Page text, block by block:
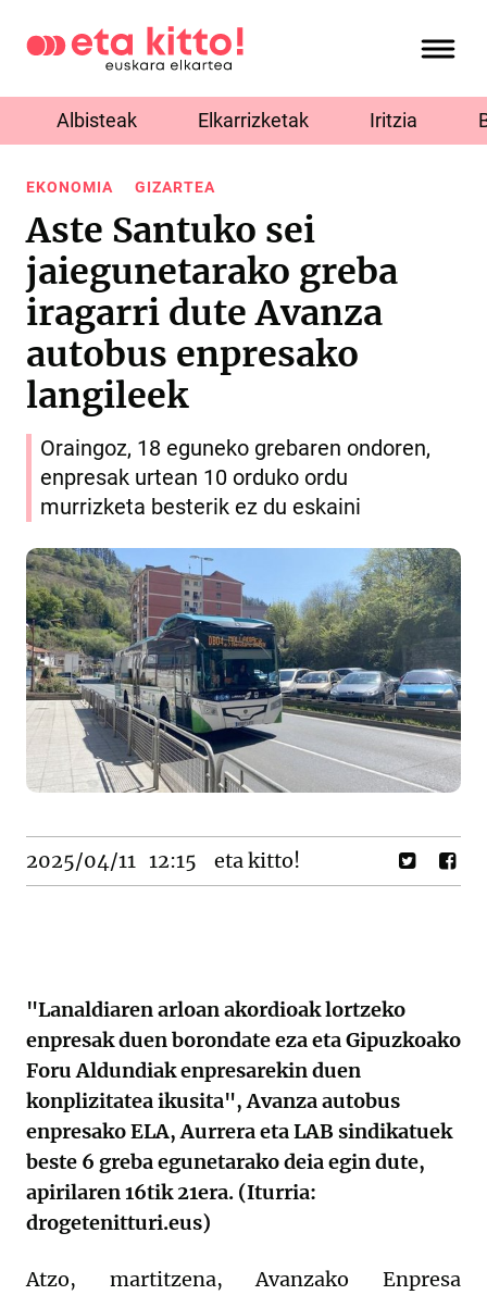
Albisteak Elkarrizketak Iritzia
EKONOMIA GIZARTEA
Aste Santuko sei
jaiegunetarako greba
iragarri dute Avanza
autobus enpresako
langileek
Oraingoz, 18 eguneko grebaren ondoren,
enpresak urtean 10 orduko ordu
murrizketa besterik ez du eskaini
2025/04/11 12:15 eta kitto!
"Lanaldiaren arloan akordioak lortzeko
enpresak duen borondate eza eta Gipuzkoako
Foru Aldundiak enpresarekin duen
konplizitatea ikusita", Avanza autobus
enpresako ELA, Aurrera eta LAB sindikatuek
beste 6 greba egunetarako deia egin dute,
apirilaren 16tik 21era. (Iturria:
drogetenitturi.eus)
Atzo, martitzena, Avanzako Enpresa